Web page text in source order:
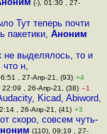
(-), 01:30 , 27-
Тут теперь почти
пакетики,Аноним
не выделялось, то и
н,
, 27-Апр-21, (93) +4
22:09 , 26-Апр-21, (38) –1
Kicad, Abiword,
, 26-Апр-21, (41) +3
скоро, совсем чуть-
(110), 09:19 , 27-